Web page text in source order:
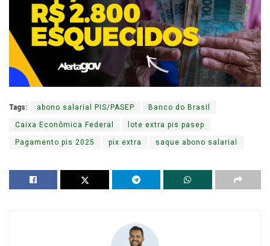
Tags: abono salarial PIS/PASEP Banco do Brasil
Caixa Econômica Federal lote extra pis pasep
Pagamento pis 2025 pix extra saque abono salarial